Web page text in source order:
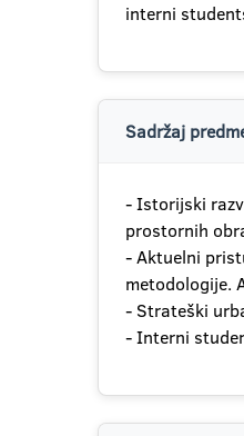
interni
Sadržaj
- Istorijski
prostornih
- Aktuelni
metodologije.
- Strateški
- Interni